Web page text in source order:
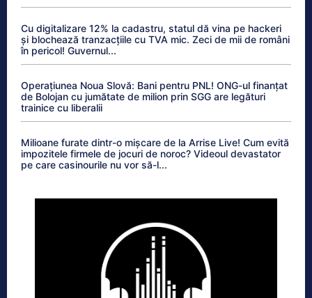
Cu digitalizare 12% la cadastru, statul dă vina pe hackeri
și blochează tranzacțiile cu TVA mic. Zeci de mii de români
în pericol! Guvernul...
Operațiunea Noua Slovă: Bani pentru PNL! ONG-ul finanțat
de Bolojan cu jumătate de milion prin SGG are legături
trainice cu liberalii
Milioane furate dintr-o mișcare de la Arrise Live! Cum evită
impozitele firmele de jocuri de noroc? Videoul devastator
pe care casinourile nu vor să-l...